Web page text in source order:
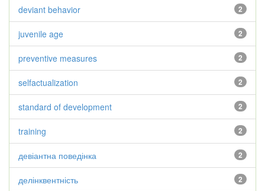
2
deviant behavior
2
juvenile age
2
preventive measures
2
selfactualization
2
standard of development
2
training
2
девіантна поведінка
2
делінквентність